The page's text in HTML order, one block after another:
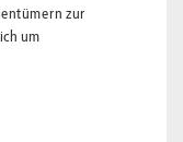
zur
um